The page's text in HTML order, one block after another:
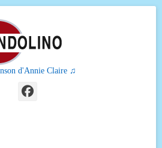
d'Annie Claire ♫
Facebook